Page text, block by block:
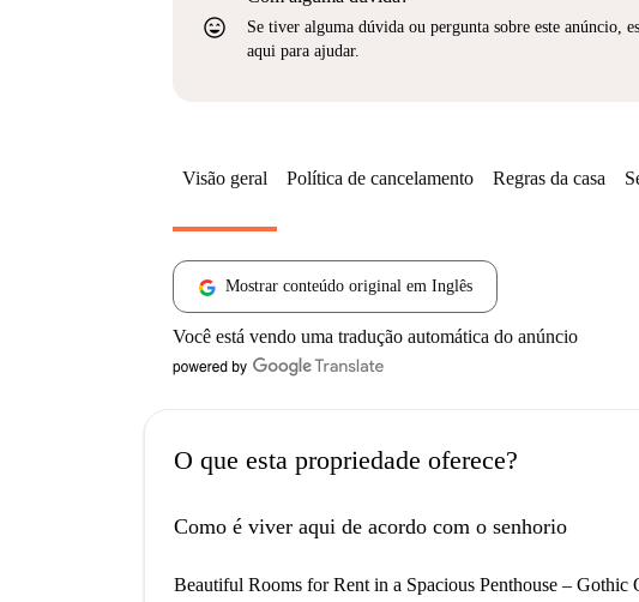
sentiment_very_satisfied
Se tiver alguma dúvida ou pergunta sobre este anúncio,
aqui para ajudar.
Visão geral Política de cancelamento Regras da casa
Mostrar conteúdo original em Inglês
Você está vendo uma tradução automática do anúncio
O que esta propriedade oferece?
Como é viver aqui de acordo com o senhorio
Beautiful Rooms for Rent in a Spacious Penthouse – Gothic